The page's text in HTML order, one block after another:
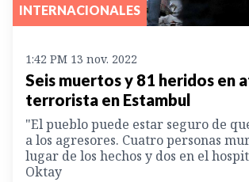
INTERNACIONALES
1:42 PM 13 nov. 2022
Seis muertos y 81 heridos en
terrorista en Estambul
"El pueblo puede estar seguro de
a los agresores. Cuatro personas
lugar de los hechos y dos en el
Oktay